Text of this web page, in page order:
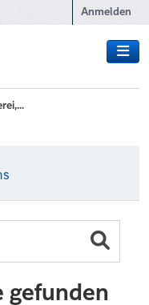
Anmelden
gefunden